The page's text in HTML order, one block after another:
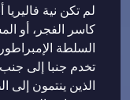
لم تكن نية
كاسر الفجر، أو
السلطة
تخدم جنبا إلى
الذين ينتمون إلى